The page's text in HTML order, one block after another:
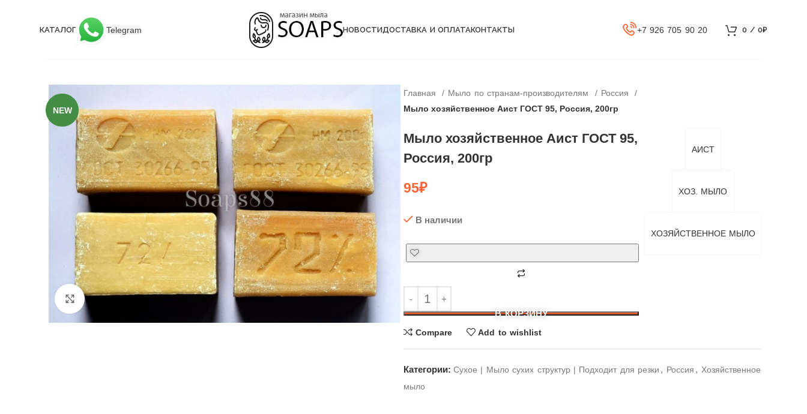
КАТАЛОГ Telegram НОВОСТИДОСТАВКА И ОПЛАТАКОНТАКТЫ +7 926 705 90 20 0 / 0₽
NEW
Click to enlarge
Главная Мыло по странам-производителям
Россия
Мыло хозяйственное Аист ГОСТ 95, Россия, 200гр
АИСТ
ХОЗ. МЫЛО
ХОЗЯЙСТВЕННОЕ МЫЛО
Мыло хозяйственное Аист ГОСТ 95,
Россия, 200гр
95₽
В наличии
В КОРЗИНУ
Compare Add to wishlist
Категории: Cухое | Мыло сухих структур | Подходит для резки , Россия , Хозяйственное
мыло